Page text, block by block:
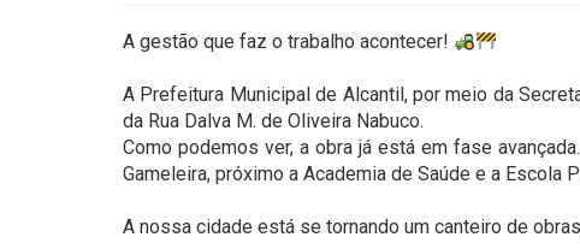
A gestão que faz o trabalho acontecer!
A Prefeitura Municipal de Alcantil, por meio da
da Rua Dalva M. de Oliveira Nabuco.⠀
Como podemos ver, a obra já está em fase
Gameleira, próximo a Academia de Saúde e a Escola
A nossa cidade está se tornando um canteiro de